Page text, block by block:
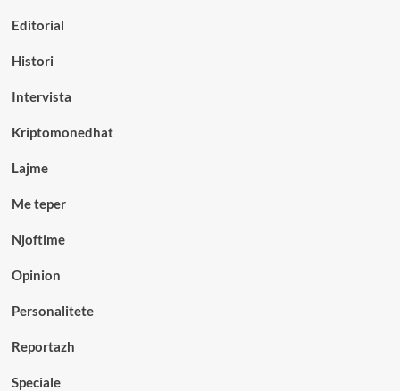
Editorial
Histori
Intervista
Kriptomonedhat
Lajme
Me teper
Njoftime
Opinion
Personalitete
Reportazh
Speciale